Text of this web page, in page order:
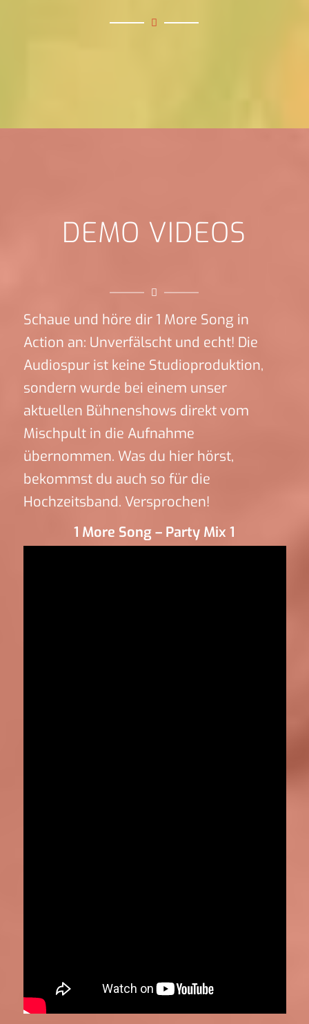
DEMO VIDEOS
Schaue und höre dir 1 More Song in
Action an: Unverfälscht und echt! Die
Audiospur ist keine Studioproduktion,
sondern wurde bei einem unser
aktuellen Bühnenshows direkt vom
Mischpult in die Aufnahme
übernommen. Was du hier hörst,
bekommst du auch so für die
Hochzeitsband. Versprochen!
1 More Song – Party Mix 1